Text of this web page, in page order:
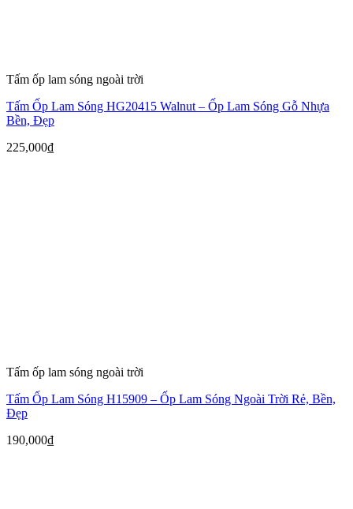
Tấm ốp lam sóng ngoài trời
Tấm Ốp Lam Sóng HG20415 Walnut – Ốp Lam Sóng Gỗ Nhựa
Bền, Đẹp
225,000₫
Tấm ốp lam sóng ngoài trời
Tấm Ốp Lam Sóng H15909 – Ốp Lam Sóng Ngoài Trời Rẻ, Bền,
Đẹp
190,000₫